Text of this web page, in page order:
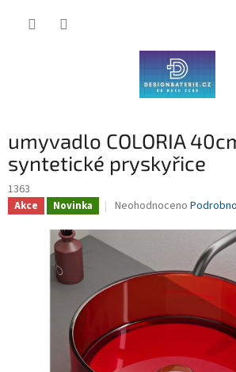
umyvadlo COLORIA
syntetické pryskyřice
1363
Akce Novinka
Průměrné
produktu
je
z
Neohodnoceno